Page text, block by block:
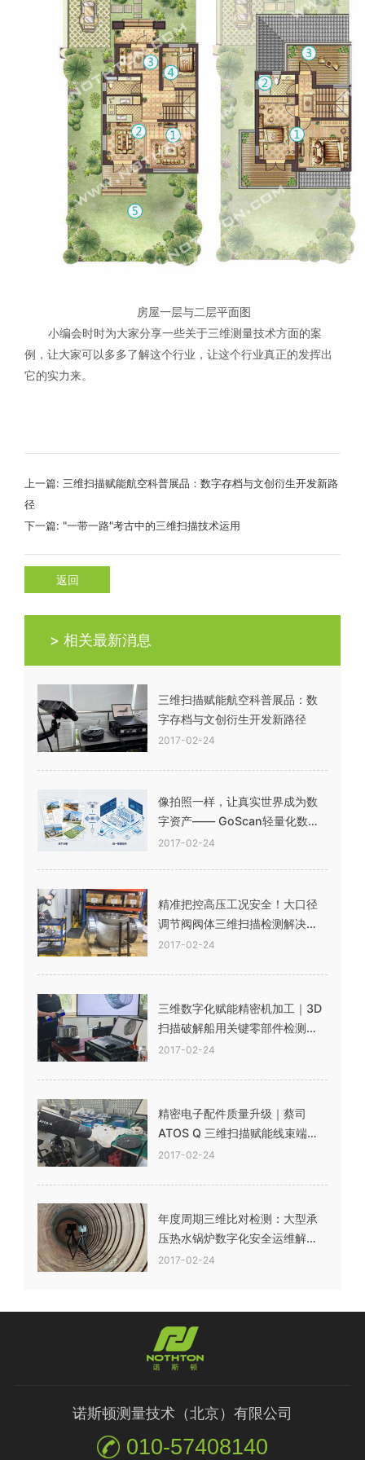
房屋一层与二层平面图
小编会时时为大家分享一些关于三维测量技术方面的案
例，让大家可以多多了解这个行业，让这个行业真正的发挥出
它的实力来。
上一篇: 三维扫描赋能航空科普展品：数字存档与文创衍生开发新路
径
下一篇: "一带一路"考古中的三维扫描技术运用
返回
> 相关最新消息
三维扫描赋能航空科普展品：数
字存档与文创衍生开发新路径
2017-02-24
像拍照一样，让真实世界成为数
字资产—— GoScan轻量化数字
资产平台
2017-02-24
精准把控高压工况安全！大口径
调节阀阀体三维扫描检测解决方
案
2017-02-24
三维数字化赋能精密机加工｜3D
扫描破解船用关键零部件检测难
题
2017-02-24
精密电子配件质量升级｜蔡司
ATOS Q 三维扫描赋能线束端子
全尺寸数字化检测
2017-02-24
年度周期三维比对检测：大型承
压热水锅炉数字化安全运维解决
方案
2017-02-24
诺斯顿测量技术（北京）有限公司
010-57408140